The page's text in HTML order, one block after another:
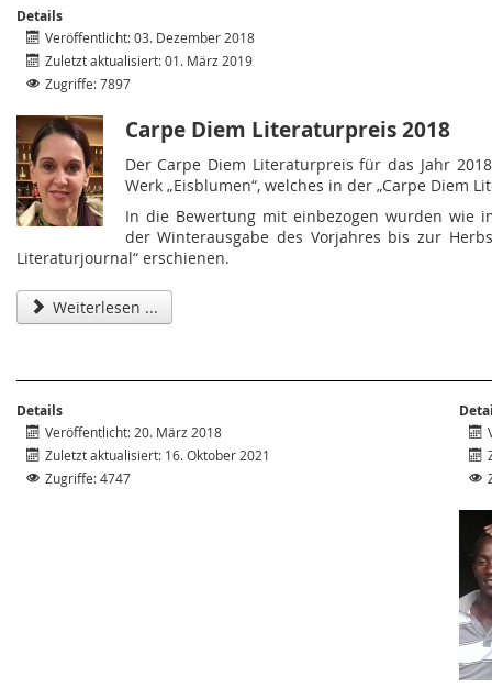
Details
Veröffentlicht: 03. Dezember 2018
Zuletzt aktualisiert: 01. März 2019
Zugriffe: 7897
Carpe Diem Literaturpreis 2018
Der Carpe Diem Literaturpreis für das Jahr
Werk „Eisblumen“, welches in der „Carpe Diem
In die Bewertung mit einbezogen wurden wie
der Winterausgabe des Vorjahres bis zur
Literaturjournal“ erschienen.
Weiterlesen ...
Details
Veröffentlicht: 20. März 2018
Zuletzt aktualisiert: 16. Oktober 2021
Zugriffe: 4747